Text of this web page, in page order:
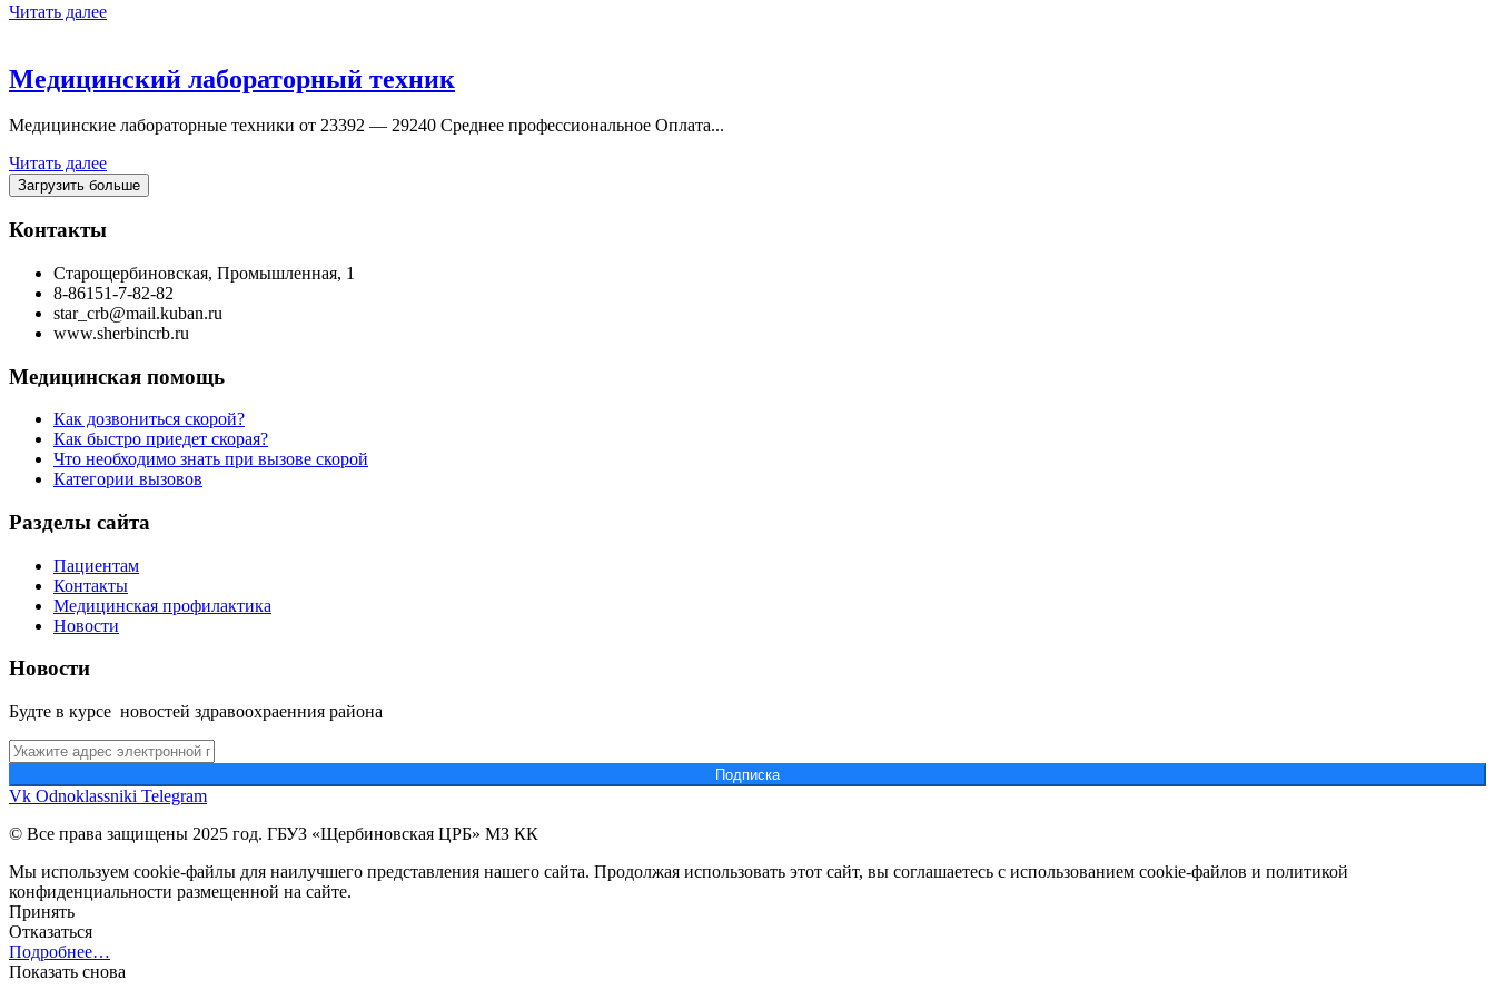
Читать далее
Медицинский лабораторный техник
Медицинские лабораторные техники от 23392 — 29240 Среднее профессиональное Оплата...
Читать далее
Загрузить больше
Контакты
Старощербиновская, Промышленная, 1
8-86151-7-82-82
star_crb@mail.kuban.ru
www.sherbincrb.ru
Медицинская помощь
Как дозвониться скорой?
Как быстро приедет скорая?
Что необходимо знать при вызове скорой
Категории вызовов
Разделы сайта
Пациентам
Контакты
Медицинская профилактика
Новости
Новости
Будте в курсе новостей здравоохраенния района
Подпиcка
Vk Odnoklassniki Telegram
© Все права защищены 2025 год. ГБУЗ «Щербиновская ЦРБ» МЗ КК
Мы используем cookie-файлы для наилучшего представления нашего сайта. Продолжая использовать этот сайт, вы соглашаетесь с использованием cookie-файлов и политикой
конфиденциальности размещенной на сайте.
Принять
Отказаться
Подробнее…
Показать снова